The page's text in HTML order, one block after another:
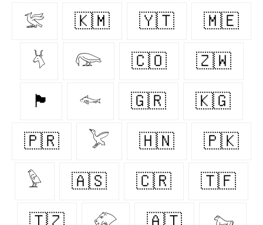
𓅛 🇰🇲 🇾🇹 🇲🇪
𓄃 𓅼 🇨🇴 🇿🇼
🏴󠁧󠁢󠁳󠁣󠁴󠁿 𓆜 🇬🇷 🇰🇬
🇵🇷 𓅯 🇭🇳 🇵🇰
𓅱 🇦🇸 🇨🇷 🇹🇫